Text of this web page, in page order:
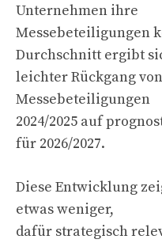
Unternehmen ihre
Messebeteiligungen
Durchschnitt ergibt
leichter Rückgang
Messebeteiligungen
2024/2025 auf
für 2026/2027.
Diese Entwicklung
etwas weniger,
dafür strategisch